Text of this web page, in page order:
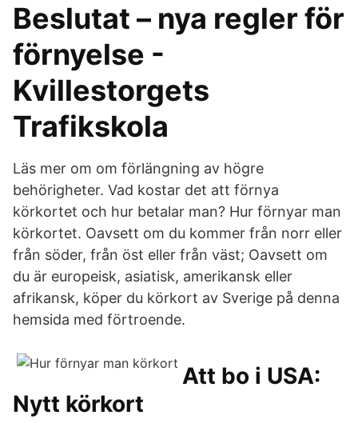
Beslutat – nya regler för
förnyelse -
Kvillestorgets
Trafikskola
Läs mer om om förlängning av högre
behörigheter. Vad kostar det att förnya
körkortet och hur betalar man? Hur förnyar man
körkortet. Oavsett om du kommer från norr eller
från söder, från öst eller från väst; Oavsett om
du är europeisk, asiatisk, amerikansk eller
afrikansk, köper du körkort av Sverige på denna
hemsida med förtroende.
Att bo i USA:
Nytt körkort